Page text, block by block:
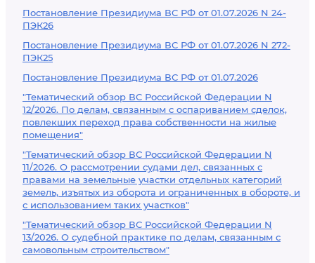
Постановление Президиума ВС РФ от 01.07.2026 N 24-
ПЭК26
Постановление Президиума ВС РФ от 01.07.2026 N 272-
ПЭК25
Постановление Президиума ВС РФ от 01.07.2026
"Тематический обзор ВС Российской Федерации N
12/2026. По делам, связанным с оспариванием сделок,
повлекших переход права собственности на жилые
помещения"
"Тематический обзор ВС Российской Федерации N
11/2026. О рассмотрении судами дел, связанных с
правами на земельные участки отдельных категорий
земель, изъятых из оборота и ограниченных в обороте, и
с использованием таких участков"
"Тематический обзор ВС Российской Федерации N
13/2026. О судебной практике по делам, связанным с
самовольным строительством"